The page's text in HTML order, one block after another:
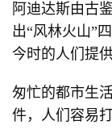
阿迪达斯由古
出“风林火山”
今时的人们提
匆忙的都市生
件，人们容易